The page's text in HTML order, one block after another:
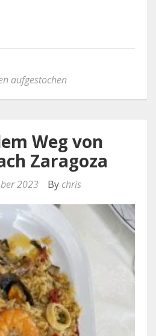
aufgestochen
Weg von
Zaragoza
2023 By chris